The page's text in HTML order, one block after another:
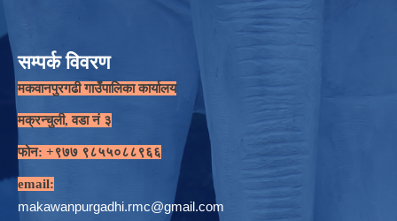
सम्पर्क विवरण
मकवानपुरगढी गाउँपालिका कार्यालय
मक्रन्चुली, वडा नं ३
फोन: +९७७ ९८५५०८८९६६
email:
makawanpurgadhi.rmc@gmail.com